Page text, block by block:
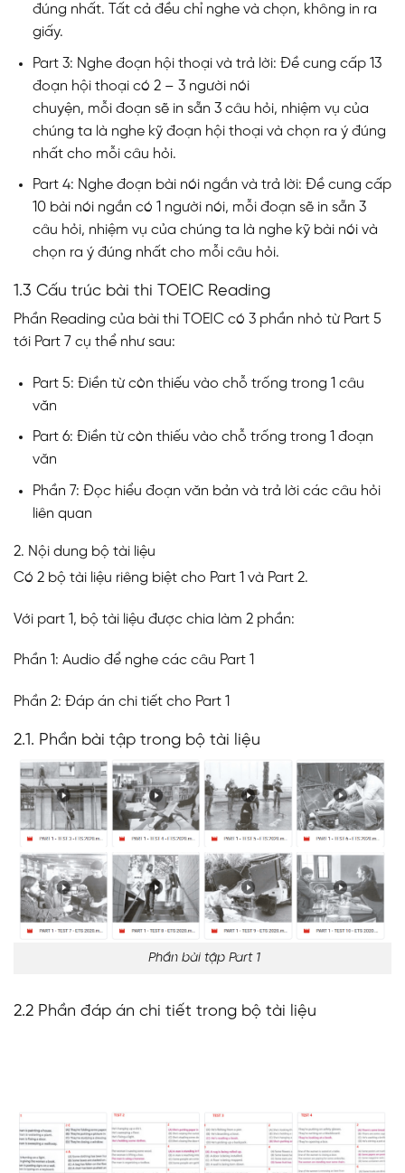
đúng nhất. Tất cả đều chỉ nghe và chọn, không in ra
giấy.
Part 3: Nghe đoạn hội thoại và trả lời: Đề cung cấp 13
đoạn hội thoại có 2 – 3 người nói
chuyện, mỗi đoạn sẽ in sẵn 3 câu hỏi, nhiệm vụ của
chúng ta là nghe kỹ đoạn hội thoại và chọn ra ý đúng
nhất cho mỗi câu hỏi.
Part 4: Nghe đoạn bài nói ngắn và trả lời: Đề cung cấp
10 bài nói ngắn có 1 người nói, mỗi đoạn sẽ in sẵn 3
câu hỏi, nhiệm vụ của chúng ta là nghe kỹ bài nói và
chọn ra ý đúng nhất cho mỗi câu hỏi.
1.3 Cấu trúc bài thi TOEIC Reading
Phần Reading của bài thi TOEIC có 3 phần nhỏ từ Part 5
tới Part 7 cụ thể như sau:
Part 5: Điền từ còn thiếu vào chỗ trống trong 1 câu
văn
Part 6: Điền từ còn thiếu vào chỗ trống trong 1 đoạn
văn
Phần 7: Đọc hiểu đoạn văn bản và trả lời các câu hỏi
liên quan
2. Nội dung bộ tài liệu
Có 2 bộ tài liệu riêng biệt cho Part 1 và Part 2.
Với part 1, bộ tài liệu được chia làm 2 phần:
Phần 1: Audio để nghe các câu Part 1
Phần 2: Đáp án chi tiết cho Part 1
2.1. Phần bài tập trong bộ tài liệu
Phần bài tập Part 1
2.2 Phần đáp án chi tiết trong bộ tài liệu